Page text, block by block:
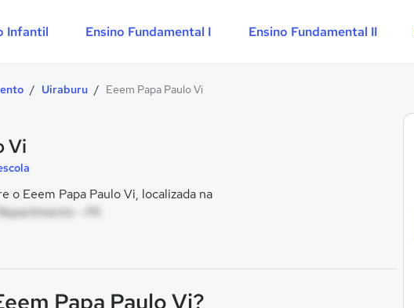
Infantil Ensino Fundamental I Ensino Fundamental II
/ Uiraburu / Eeem Papa Paulo Vi
Vi
o Eeem Papa Paulo Vi, localizada na
- PA
Papa Paulo Vi?